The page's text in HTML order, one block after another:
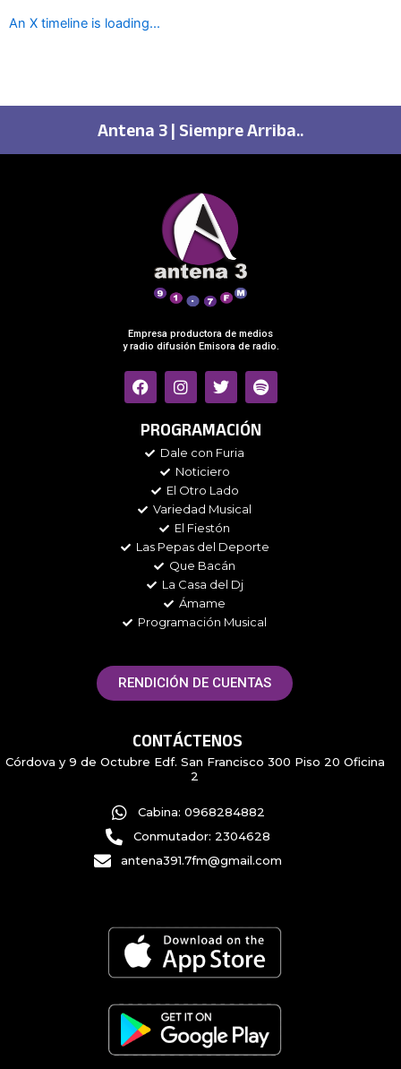
An X timeline is loading...
Antena 3 | Siempre Arriba..
Empresa productora de medios
y radio difusión Emisora de radio.
F
a
e
o
I
n
t
g
r
a
m
T
w
t
e
r
S
p
t
PROGRAMACIÓN
Dale con Furia
Noticiero
El Otro Lado
Variedad Musical
El Fiestón
Las Pepas del Deporte
Que Bacán
La Casa del Dj
Ámame
Programación Musical
RENDICIÓN DE CUENTAS
CONTÁCTENOS
Córdova y 9 de Octubre Edf. San Francisco 300 Piso 20 Oficina
2
Cabina: 0968284882
Conmutador: 2304628
antena391.7fm@gmail.com